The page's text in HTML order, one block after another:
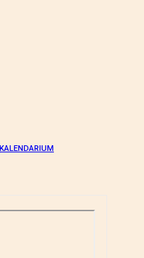
KALENDARIUM